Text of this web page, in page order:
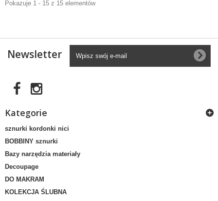
Pokazuje 1 - 15 z 15 elementów
Newsletter
Kategorie
sznurki kordonki nici
BOBBINY sznurki
Bazy narzędzia materiały
Decoupage
DO MAKRAM
KOLEKCJA ŚLUBNA